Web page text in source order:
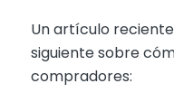
Un artículo
siguiente sobre
compradores: